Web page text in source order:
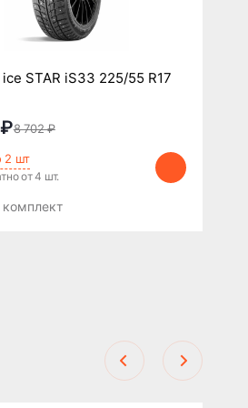
STAR iS33 225/55 R17
8 702 ₽
2 шт
от 4 шт.